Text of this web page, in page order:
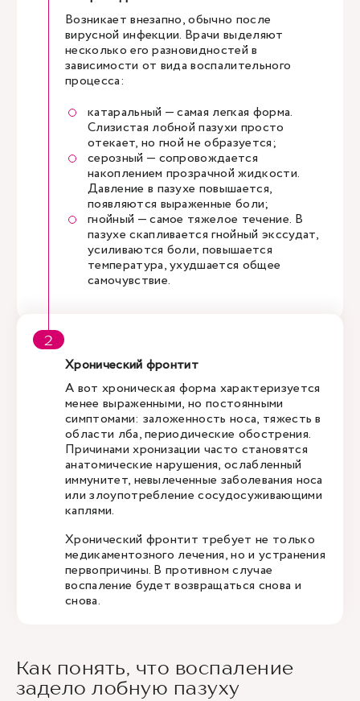
Возникает внезапно, обычно после
вирусной инфекции. Врачи выделяют
несколько его разновидностей в
зависимости от вида воспалительного
процесса:
катаральный — самая легкая форма.
Слизистая лобной пазухи просто
отекает, но гной не образуется;
серозный — сопровождается
накоплением прозрачной жидкости.
Давление в пазухе повышается,
появляются выраженные боли;
гнойный — самое тяжелое течение. В
пазухе скапливается гнойный экссудат,
усиливаются боли, повышается
температура, ухудшается общее
самочувствие.
Хронический фронтит
А вот хроническая форма характеризуется
менее выраженными, но постоянными
симптомами: заложенность носа, тяжесть в
области лба, периодические обострения.
Причинами хронизации часто становятся
анатомические нарушения, ослабленный
иммунитет, невылеченные заболевания носа
или злоупотребление сосудосуживающими
каплями.
Хронический фронтит требует не только
медикаментозного лечения, но и устранения
первопричины. В противном случае
воспаление будет возвращаться снова и
снова.
Как понять, что воспаление
задело лобную пазуху